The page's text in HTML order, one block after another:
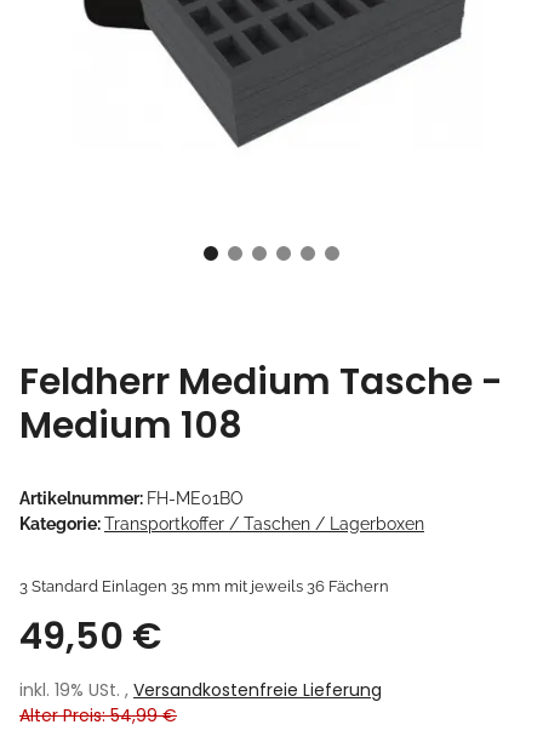
Feldherr Medium Tasche -
Medium 108
Artikelnummer: FH-ME01BO
Kategorie:Transportkoffer / Taschen / Lagerboxen
3 Standard Einlagen 35 mm mit jeweils 36 Fächern
49,50 €
inkl. 19% USt. , Versandkostenfreie Lieferung
Alter Preis: 54,99 €